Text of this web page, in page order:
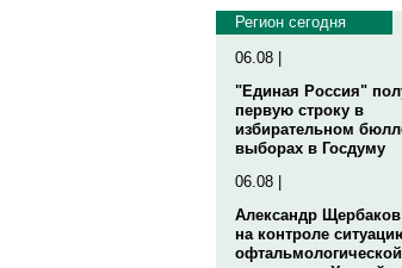
Регион сегодня
06.08 |
"Единая Россия"
первую строку в
избирательном
выборах в Госдуму
06.08 |
Александр
на контроле
офтальмологической